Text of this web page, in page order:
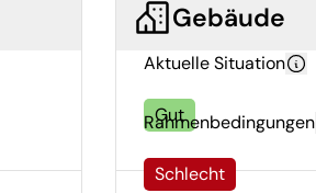
Gebäude
Aktuelle Situation
Gut
Rahmenbedingungen
Schlecht